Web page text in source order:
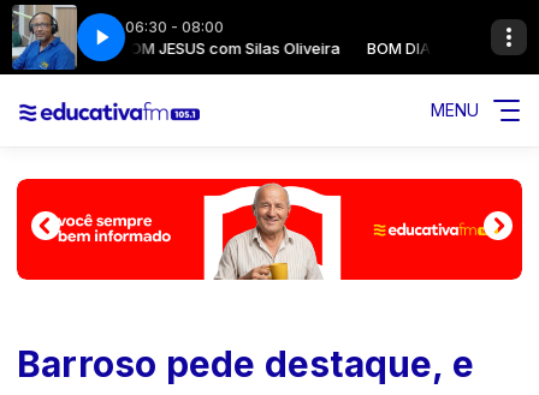
06:30 - 08:00
BOM DIA COM JESUS com Silas Oliveira BOM DIA COM JESUS com
MENU
Barroso pede destaque, e